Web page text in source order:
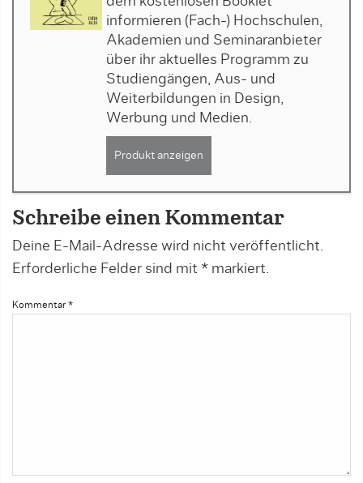
informieren (Fach-) Hochschulen,
Akademien und Seminaranbieter
über ihr aktuelles Programm zu
Studiengängen, Aus- und
Weiterbildungen in Design,
Werbung und Medien.
Produkt anzeigen
Schreibe einen Kommentar
Deine E-Mail-Adresse wird nicht veröffentlicht.
Erforderliche Felder sind mit * markiert.
Kommentar *